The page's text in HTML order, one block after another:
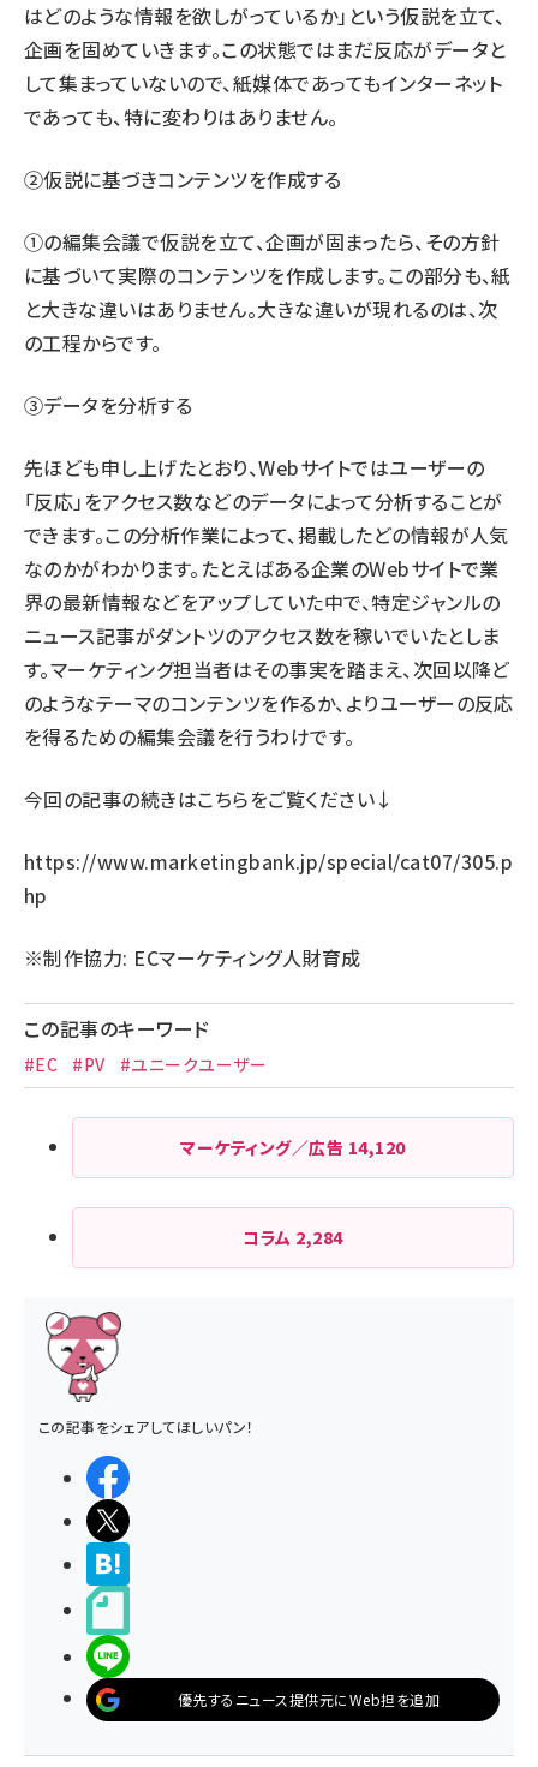
はどのような情報を欲しがっているか」という仮説を立て、
企画を固めていきます。この状態ではまだ反応がデータと
して集まっていないので、紙媒体であってもインターネット
であっても、特に変わりはありません。
②仮説に基づきコンテンツを作成する
①の編集会議で仮説を立て、企画が固まったら、その方針
に基づいて実際のコンテンツを作成します。この部分も、紙
と大きな違いはありません。大きな違いが現れるのは、次
の工程からです。
③データを分析する
先ほども申し上げたとおり、Webサイトではユーザーの
「反応」をアクセス数などのデータによって分析することが
できます。この分析作業によって、掲載したどの情報が人気
なのかがわかります。たとえばある企業のWebサイトで業
界の最新情報などをアップしていた中で、特定ジャンルの
ニュース記事がダントツのアクセス数を稼いでいたとしま
す。マーケティング担当者はその事実を踏まえ、次回以降ど
のようなテーマのコンテンツを作るか、よりユーザーの反応
を得るための編集会議を行うわけです。
今回の記事の続きはこちらをご覧ください↓
https://www.marketingbank.jp/special/cat07/305.p
hp
※制作協力: ECマーケティング人財育成
この記事のキーワード
#EC #PV #ユニークユーザー
マーケティング／広告 14,120
コラム 2,284
この記事をシェアしてほしいパン！
優先するニュース提供元にWeb担を追加